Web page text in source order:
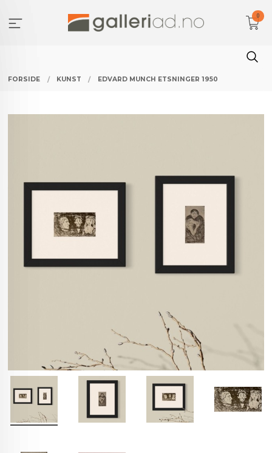
innholdet
0
FORSIDE KUNST EDVARD MUNCH ETSNINGER 1950